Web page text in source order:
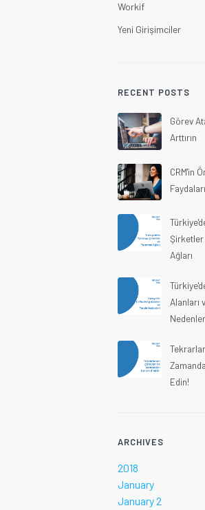
Workif
Yeni Girişimciler
RECENT POSTS
Görev
Arttırın
CRM'in
Faydaları
Şirketler
Ağları
Alanları
Edin!
ARCHIVES
2018
January
January 2